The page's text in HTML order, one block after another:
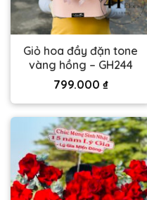
Giỏ hoa đầy đặn tone
vàng hồng – GH244
799.000 ₫